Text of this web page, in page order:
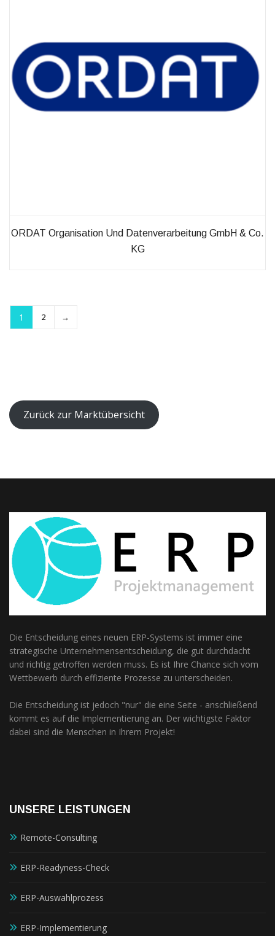
ORDAT Organisation Und Datenverarbeitung GmbH & Co.
KG
1 2 →
Zurück zur Marktübersicht
Die Entscheidung eines neuen ERP-Systems ist immer eine
strategische Unternehmensentscheidung, die gut durchdacht
und richtig getroffen werden muss. Es ist Ihre Chance sich vom
Wettbewerb durch effiziente Prozesse zu unterscheiden.
Die Entscheidung ist jedoch "nur" die eine Seite - anschließend
kommt es auf die Implementierung an. Der wichtigste Faktor
dabei sind die Menschen in Ihrem Projekt!
UNSERE LEISTUNGEN
Remote-Consulting
ERP-Readyness-Check
ERP-Auswahlprozess
ERP-Implementierung